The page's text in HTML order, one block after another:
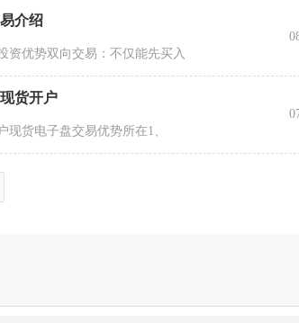
介绍
资优势双向交易：不仅能先买入
货开户
货电子盘交易优势所在1、